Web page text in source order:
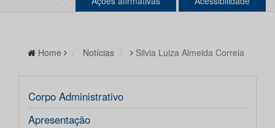
Home Notícias Silvia Luiza Almeida Correia
Corpo Administrativo
Apresentação